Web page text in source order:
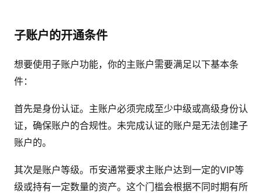
子账户的开通条件
想要使用子账户功能，你的主账户需要满足以下基本条
件：
首先是身份认证。主账户必须完成至少中级或高级身份认
证，确保账户的合规性。未完成认证的账户是无法创建子
账户的。
其次是账户等级。币安通常要求主账户达到一定的VIP等
级或持有一定数量的资产。这个门槛会根据不同时期有所